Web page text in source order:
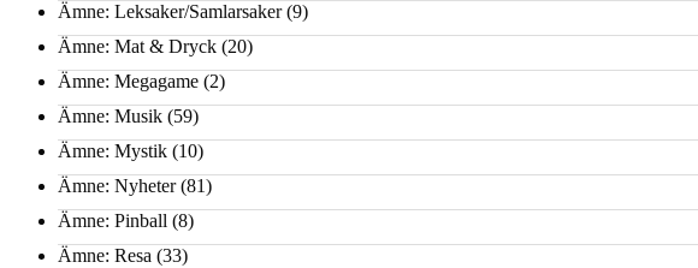
Ämne: Leksaker/Samlarsaker(9)
Ämne: Mat & Dryck (20)
Ämne: Megagame (2)
Ämne: Musik (59)
Ämne: Mystik (10)
Ämne: Nyheter(81)
Ämne: Pinball (8)
Ämne: Resa (33)